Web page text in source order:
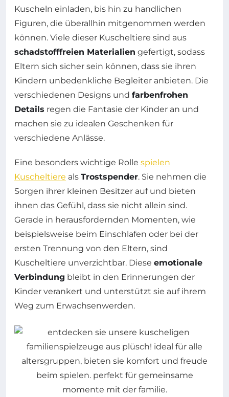
Kuscheln einladen, bis hin zu handlichen
Figuren, die überallhin mitgenommen werden
können. Viele dieser Kuscheltiere sind aus
schadstofffreien Materialien gefertigt, sodass
Eltern sich sicher sein können, dass sie ihren
Kindern unbedenkliche Begleiter anbieten. Die
verschiedenen Designs und farbenfrohen
Details regen die Fantasie der Kinder an und
machen sie zu idealen Geschenken für
verschiedene Anlässe.
Eine besonders wichtige Rolle spielen
Kuscheltiere als Trostspender. Sie nehmen die
Sorgen ihrer kleinen Besitzer auf und bieten
ihnen das Gefühl, dass sie nicht allein sind.
Gerade in herausfordernden Momenten, wie
beispielsweise beim Einschlafen oder bei der
ersten Trennung von den Eltern, sind
Kuscheltiere unverzichtbar. Diese emotionale
Verbindung bleibt in den Erinnerungen der
Kinder verankert und unterstützt sie auf ihrem
Weg zum Erwachsenwerden.